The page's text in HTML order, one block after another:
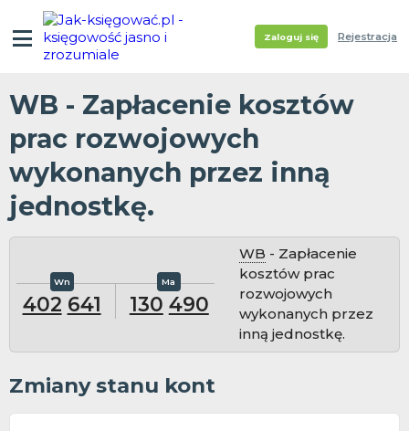
Zaloguj się Rejestracja
WB - Zapłacenie kosztów
prac rozwojowych
wykonanych przez inną
jednostkę.
402 641 130 490
WB - Zapłacenie
kosztów prac
rozwojowych
wykonanych przez
inną jednostkę.
Zmiany stanu kont